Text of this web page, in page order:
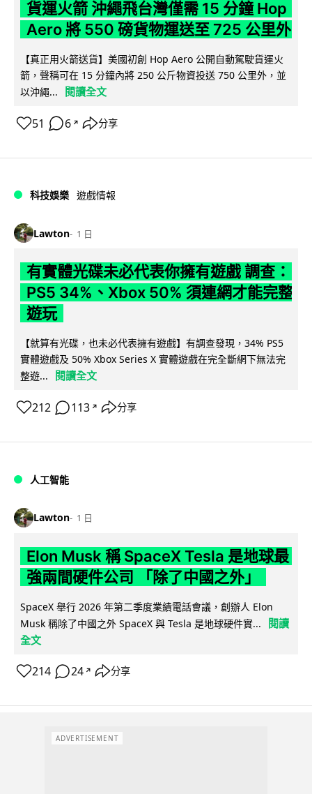
貨運火箭 沖繩飛台灣僅需 15 分鐘 Hop
Aero 將 550 磅貨物運送至 725 公里外
【真正用火箭送貨】美國初創 Hop Aero 公開自動駕駛貨運火
箭，聲稱可在 15 分鐘內將 250 公斤物資投送 750 公里外，並
以沖繩...
閱讀全文
51 6 ↗ 分享
科技娛樂 遊戲情報
Lawton 1 日
有實體光碟未必代表你擁有遊戲 調查：
PS5 34%、Xbox 50% 須連網才能完整
遊玩
【就算有光碟，也未必代表擁有遊戲】有調查發現，34% PS5
實體遊戲及 50% Xbox Series X 實體遊戲在完全斷網下無法完
整遊...
閱讀全文
212 113 ↗ 分享
人工智能
Lawton 1 日
Elon Musk 稱 SpaceX Tesla 是地球最
強兩間硬件公司 「除了中國之外」
SpaceX 舉行 2026 年第二季度業績電話會議，創辦人 Elon
Musk 稱除了中國之外 SpaceX 與 Tesla 是地球硬件實...
閱讀
全文
214 24 ↗ 分享
ADVERTISEMENT